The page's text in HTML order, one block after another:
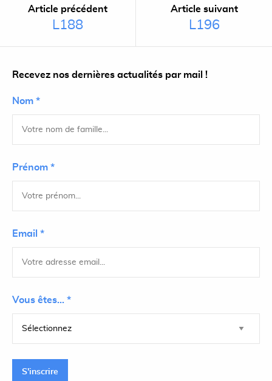
Article précédent
L188
Article suivant
L196
Recevez nos dernières actualités par mail !
Nom *
Prénom *
Email *
Vous êtes... *
S'inscrire